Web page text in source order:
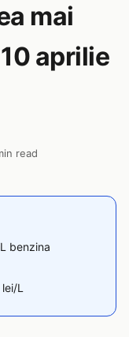
mai
aprilie
read
benzina
L